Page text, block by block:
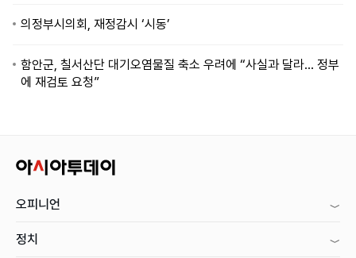
의정부시의회, 재정감시 ‘시동’
함안군, 칠서산단 대기오염물질 축소 우려에 “사실과 달라… 정부
에 재검토 요청”
오피니언
정치